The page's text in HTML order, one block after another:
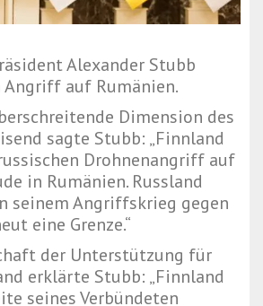
Alexander Stubb
auf Rumänien.
Dimension des
sagte Stubb: „Finnland
Drohnenangriff auf
in Rumänien. Russland
seinem Angriffskrieg gegen
eine Grenze.“
der Unterstützung für
erklärte Stubb: „Finnland
seines Verbündeten